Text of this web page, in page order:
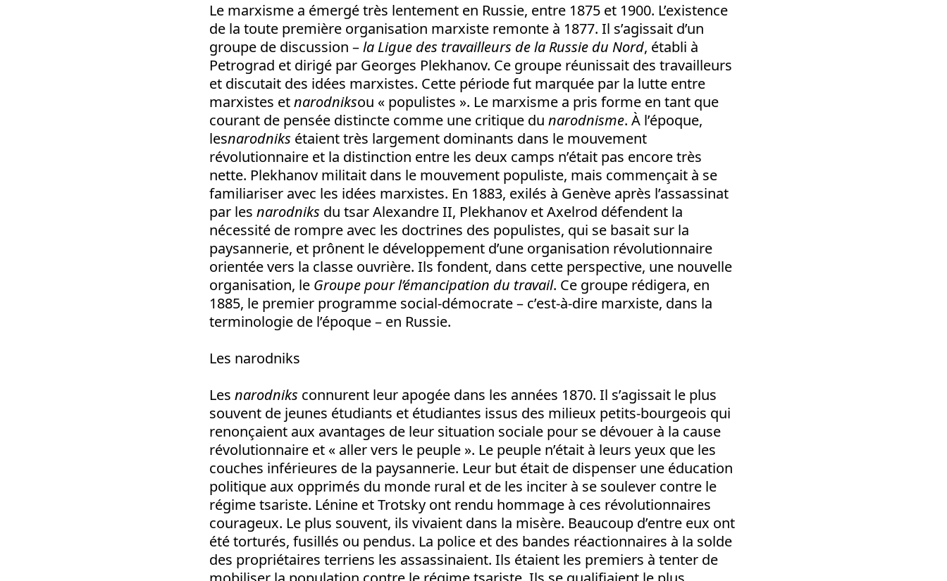
Le marxisme a émergé très lentement en Russie, entre 1875 et 1900. L’existence
de la toute première organisation marxiste remonte à 1877. Il s’agissait d’un
groupe de discussion –la Ligue des travailleurs de la Russie du Nord, établi à
Petrograd et dirigé par Georges Plekhanov. Ce groupe réunissait des travailleurs
et discutait des idées marxistes. Cette période fut marquée par la lutte entre
marxistes etnarodniksou « populistes ». Le marxisme a pris forme en tant que
courant de pensée distincte comme une critique du narodnisme. À l’époque,
lesnarodniks étaient très largement dominants dans le mouvement
révolutionnaire et la distinction entre les deux camps n’était pas encore très
nette. Plekhanov militait dans le mouvement populiste, mais commençait à se
familiariser avec les idées marxistes. En 1883, exilés à Genève après l’assassinat
par les narodniks du tsar Alexandre II, Plekhanov et Axelrod défendent la
nécessité de rompre avec les doctrines des populistes, qui se basait sur la
paysannerie, et prônent le développement d’une organisation révolutionnaire
orientée vers la classe ouvrière. Ils fondent, dans cette perspective, une nouvelle
organisation, le Groupe pour l’émancipation du travail. Ce groupe rédigera, en
1885, le premier programme social-démocrate – c’est-à-dire marxiste, dans la
terminologie de l’époque – en Russie.
Les narodniks
Les narodniks connurent leur apogée dans les années 1870. Il s’agissait le plus
souvent de jeunes étudiants et étudiantes issus des milieux petits-bourgeois qui
renonçaient aux avantages de leur situation sociale pour se dévouer à la cause
révolutionnaire et « aller vers le peuple ». Le peuple n’était à leurs yeux que les
couches inférieures de la paysannerie. Leur but était de dispenser une éducation
politique aux opprimés du monde rural et de les inciter à se soulever contre le
régime tsariste. Lénine et Trotsky ont rendu hommage à ces révolutionnaires
courageux. Le plus souvent, ils vivaient dans la misère. Beaucoup d’entre eux ont
été torturés, fusillés ou pendus. La police et des bandes réactionnaires à la solde
des propriétaires terriens les assassinaient. Ils étaient les premiers à tenter de